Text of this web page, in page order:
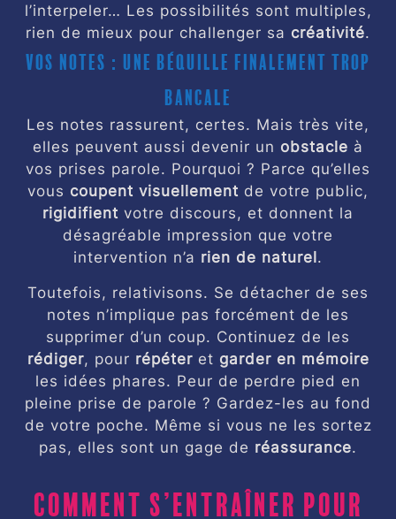
Vos notes : une béquille finalement trop
bancale
Les notes rassurent, certes. Mais très vite,
elles peuvent aussi devenir un obstacle à
vos prises parole. Pourquoi ? Parce qu’elles
vous coupent visuellement de votre public,
rigidifient votre discours, et donnent la
désagréable impression que votre
intervention n’a rien de naturel .
Toutefois, relativisons. Se détacher de ses
notes n’implique pas forcément de les
supprimer d’un coup. Continuez de les
rédiger, pour répéteret garder en mémoire
les idées phares. Peur de perdre pied en
pleine prise de parole ? Gardez-les au fond
de votre poche. Même si vous ne les sortez
pas, elles sont un gage de réassurance.
l’interpeler… Les possibilités sont multiples,
rien de mieux pour challenger sa créativité.
Comment s’entraîner pour